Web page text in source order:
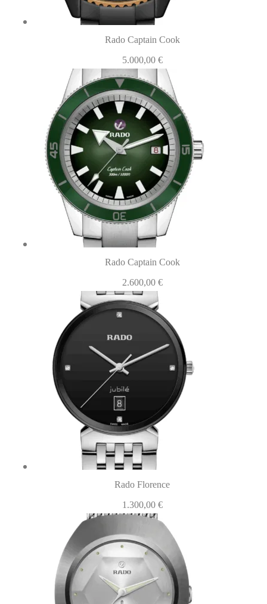
Rado Captain Cook
5.000,00 €
Rado Captain Cook
2.600,00 €
Rado Florence
1.300,00 €